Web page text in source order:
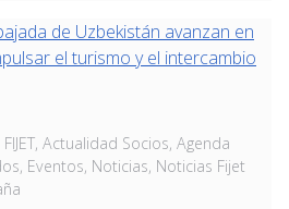
, Actualidad Socios, Agenda
, Eventos, Noticias, Noticias Fijet